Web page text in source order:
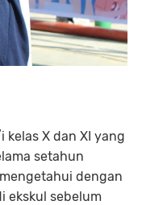
X dan XI yang
setahun
dengan
ekskul sebelum